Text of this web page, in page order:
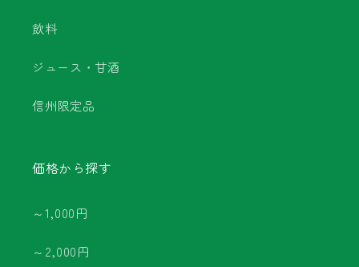
飲料
ジュース・甘酒
信州限定品
価格から探す
～1,000円
～2,000円